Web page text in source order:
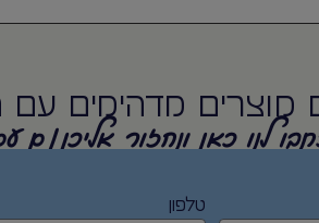
מוצרים מדהימים
לנו כאן ונחזור אליכן/
טלפון